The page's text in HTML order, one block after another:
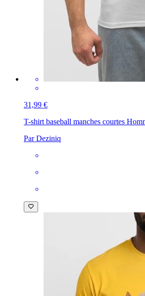
31,99 €
T-shirt baseball manches courtes
Par Deziniq